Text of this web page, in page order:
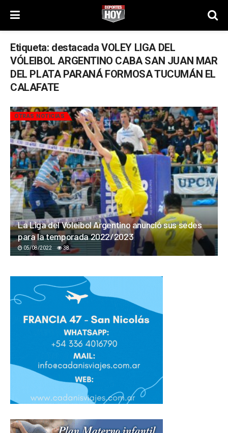
Etiqueta: destacada VOLEY LIGA DEL
VÓLEIBOL ARGENTINO CABA SAN JUAN MAR
DEL PLATA PARANÁ FORMOSA TUCUMÁN EL
CALAFATE
OTRAS NOTICIAS
La Liga del Vóleibol Argentino anunció sus sedes
para la temporada 2022/2023
05/08/2022 38